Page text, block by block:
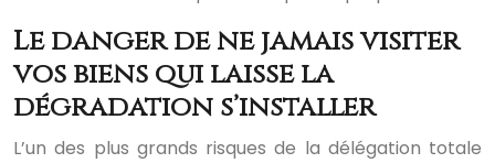
Le danger de ne jamais visiter
vos biens qui laisse la
dégradation s’installer
L’un des plus grands risques de la délégation totale